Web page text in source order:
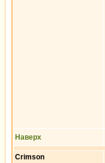
Наверх
Crimson